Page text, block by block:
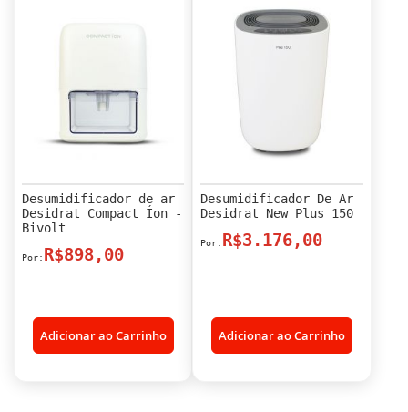
Desumidificador de ar
Desidrat Compact Íon -
Bivolt
R$898,00
Adicionar ao Carrinho
Desumidificador De Ar
Desidrat New Plus 150
R$3.176,00
Adicionar ao Carrinho